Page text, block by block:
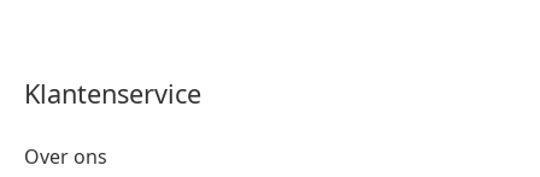
Klantenservice
Over ons